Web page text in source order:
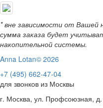
* вне зависимости от Вашей
сумма заказа будет
накопительной системы.
Anna Lotan© 2026
+7 (495) 662-47-04
для звонков из Москвы
г. Москва, ул. Профсоюзная,